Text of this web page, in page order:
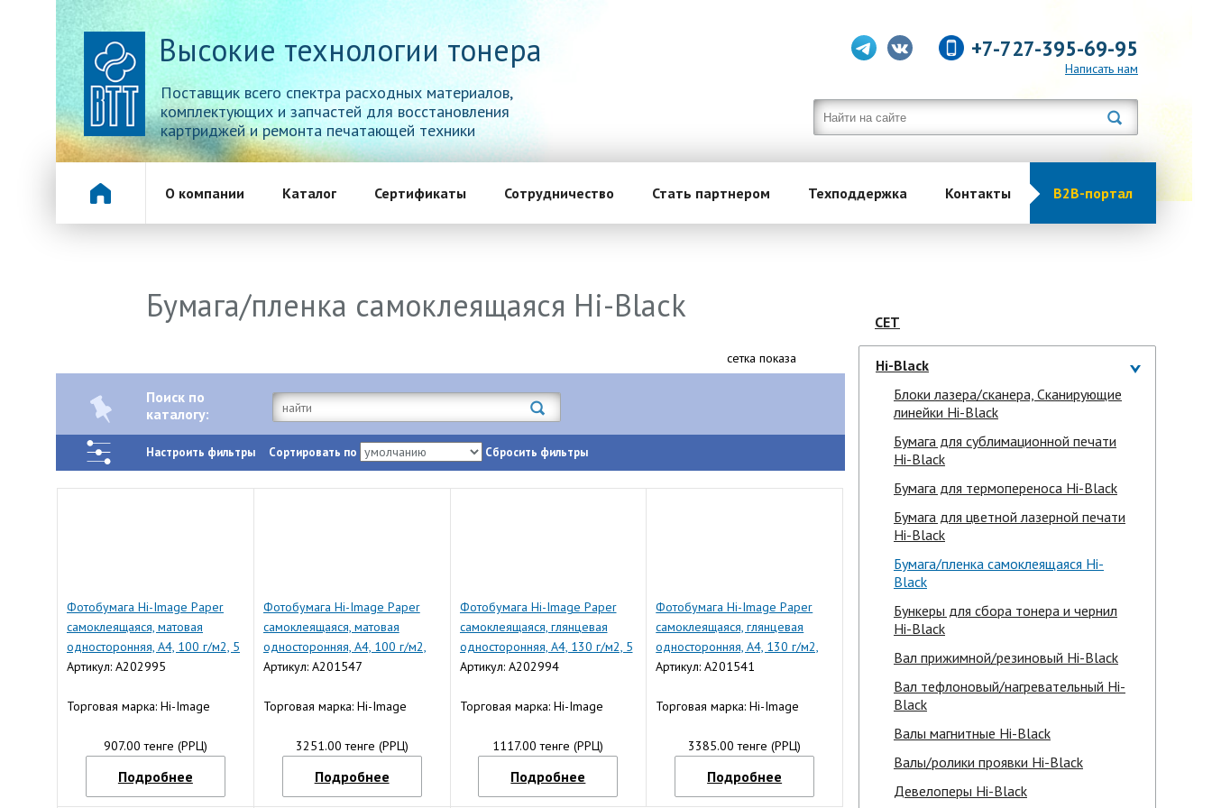
Высокие технологии тонера
Поставщик всего спектра расходных материалов,
комплектующих и запчастей для восстановления
картриджей и ремонта печатающей техники
+7-727-395-69-95
Написать нам
О компании Каталог Сертификаты Сотрудничество Стать партнером Техподдержка Контакты B2B-портал
Бумага/пленка самоклеящаяся Hi-Black
сетка показа
Поиск по
каталогу:
Настроить фильтры Сортировать по Сбросить фильтры
Фотобумага Hi-Image Paper
самоклеящаяся, матовая
односторонняя, A4, 100 г/м2, 5
л.
Артикул: A202995
Торговая марка: Hi-Image
907.00 тенге (РРЦ)
Подробнее
Фотобумага Hi-Image Paper
самоклеящаяся, матовая
односторонняя, A4, 100 г/м2,
20 л.
Артикул: A201547
Торговая марка: Hi-Image
3251.00 тенге (РРЦ)
Подробнее
Фотобумага Hi-Image Paper
самоклеящаяся, глянцевая
односторонняя, A4, 130 г/м2, 5
л.
Артикул: A202994
Торговая марка: Hi-Image
1117.00 тенге (РРЦ)
Подробнее
Фотобумага Hi-Image Paper
самоклеящаяся, глянцевая
односторонняя, A4, 130 г/м2,
20 л.
Артикул: A201541
Торговая марка: Hi-Image
3385.00 тенге (РРЦ)
Подробнее
CET
Hi-Black
Блоки лазера/сканера, Сканирующие
линейки Hi-Black
Бумага для сублимационной печати
Hi-Black
Бумага для термопереноса Hi-Black
Бумага для цветной лазерной печати
Hi-Black
Бумага/пленка самоклеящаяся Hi-
Black
Бункеры для сбора тонера и чернил
Hi-Black
Вал прижимной/резиновый Hi-Black
Вал тефлоновый/нагревательный Hi-
Black
Валы магнитные Hi-Black
Валы/ролики проявки Hi-Black
Девелоперы Hi-Black